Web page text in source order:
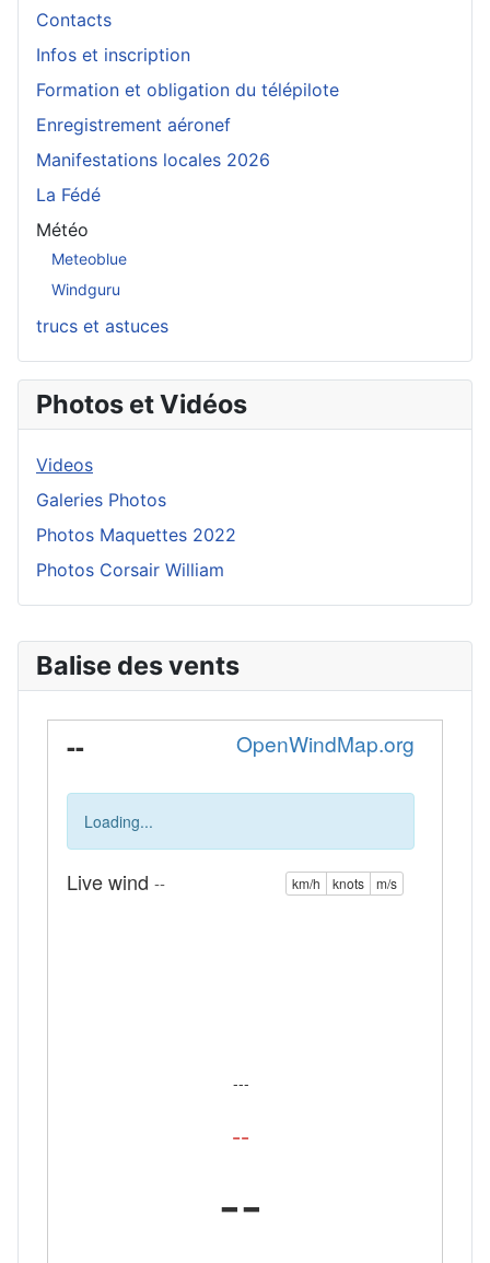
Balise des vents
Contacts
Infos et inscription
Formation et obligation du télépilote
Enregistrement aéronef
Manifestations locales 2026
La Fédé
Météo
Meteoblue
Windguru
trucs et astuces
Photos et Vidéos
Videos
Galeries Photos
Photos Maquettes 2022
Photos Corsair William